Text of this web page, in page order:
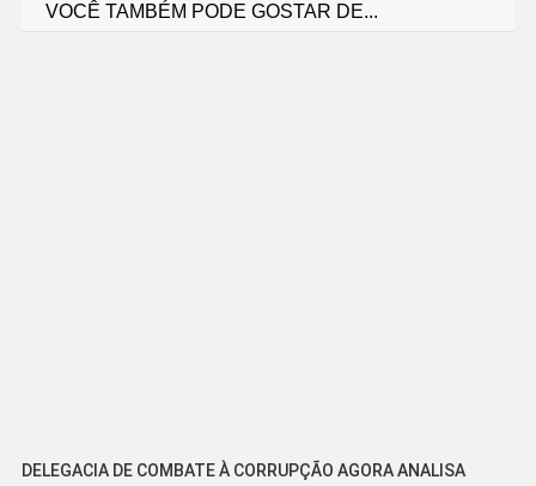
VOCÊ TAMBÉM PODE GOSTAR DE...
DELEGACIA DE COMBATE À CORRUPÇÃO AGORA ANALISA